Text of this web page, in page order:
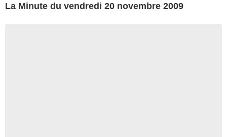
La Minute du vendredi 20 novembre 2009